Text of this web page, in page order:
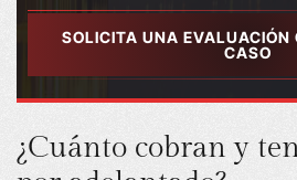
SOLICITA UNA EVALUACIÓN
CASO
¿Cuánto cobran y